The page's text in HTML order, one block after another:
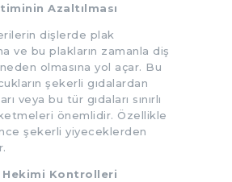
Azaltılması
dişlerde plak
ve bu plakların zamanla diş
olmasına yol açar. Bu
şekerli gıdalardan
veya bu tür gıdaları sınırlı
önemlidir. Özellikle
şekerli yiyeceklerden
Hekimi Kontrolleri